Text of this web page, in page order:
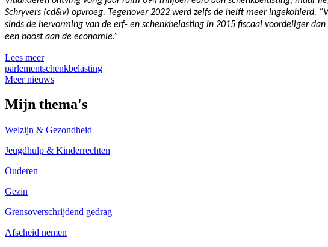
Schryvers (cd&v) opvroeg. Tegenover 2022 werd zelfs de helft meer ingekohierd.
sinds de hervorming van de erf- en schenkbelasting in 2015 fiscaal voordeliger
een boost aan de economie.”
Lees meer
parlementschenkbelasting
Meer nieuws
Mijn thema's
Welzijn & Gezondheid
Jeugdhulp & Kinderrechten
Ouderen
Gezin
Grensoverschrijdend gedrag
Afscheid nemen